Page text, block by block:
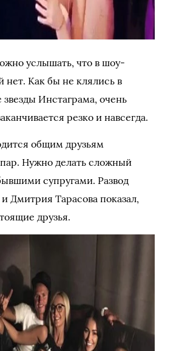
услышать, что в шоу-
нет. Как бы не клялись в
Инстаграма, очень
резко и навсегда.
общим друзьям
Нужно делать сложный
супругами. Развод
Дмитрия Тарасова показал,
друзья.